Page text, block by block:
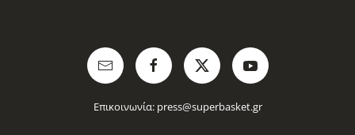
Επικοινωνία: press@superbasket.gr